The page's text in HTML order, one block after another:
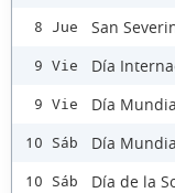
8 Jue San
9 Vie Día
9 Vie Día
10 Sáb Día
10 Sáb Día de la